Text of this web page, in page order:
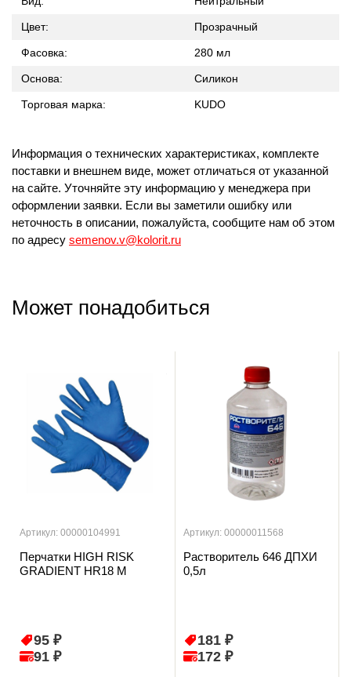
Цвет: Прозрачный
Фасовка: 280 мл
Основа: Силикон
Торговая марка: KUDO
Информация о технических характеристиках, комплекте
поставки и внешнем виде, может отличаться от указанной
на сайте. Уточняйте эту информацию у менеджера при
оформлении заявки. Если вы заметили ошибку или
неточность в описании, пожалуйста, сообщите нам об этом
по адресу semenov.v@kolorit.ru
Может понадобиться
Артикул: 00000104991
Перчатки HIGH RISK
GRADIENT HR18 М
95 ₽
91 ₽
Артикул: 00000011568
Растворитель 646 ДПХИ
0,5л
181 ₽
172 ₽